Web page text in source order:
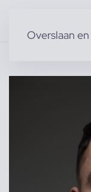
Overslaan